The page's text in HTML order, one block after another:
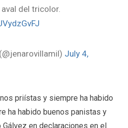
del tricolor.
July 4,
priístas y siempre ha habido
ha habido buenos panistas y
en declaraciones en el